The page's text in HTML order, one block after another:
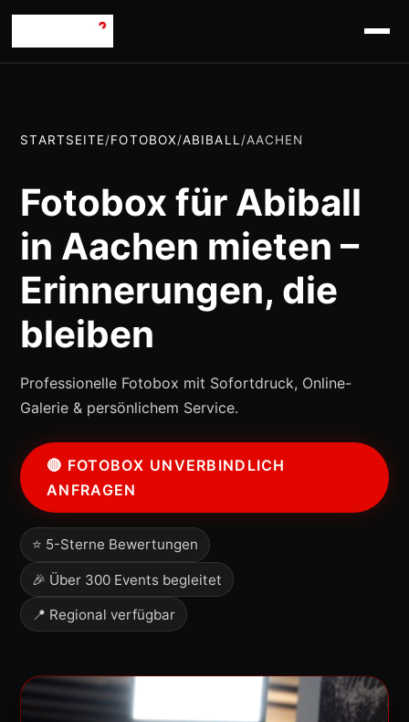
STARTSEITE/FOTOBOX/ABIBALL /AACHEN
Fotobox für Abiball
in Aachen mieten –
Erinnerungen, die
bleiben
Professionelle Fotobox mit Sofortdruck, Online-
Galerie & persönlichem Service.
🔴 FOTOBOX UNVERBINDLICH
ANFRAGEN
⭐ 5-Sterne Bewertungen
🎉 Über 300 Events begleitet
📍 Regional verfügbar